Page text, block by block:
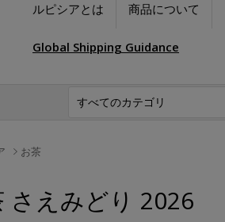
ルピシアとは 商品について
Global Shipping Guidance
お茶
さえみどり 2026